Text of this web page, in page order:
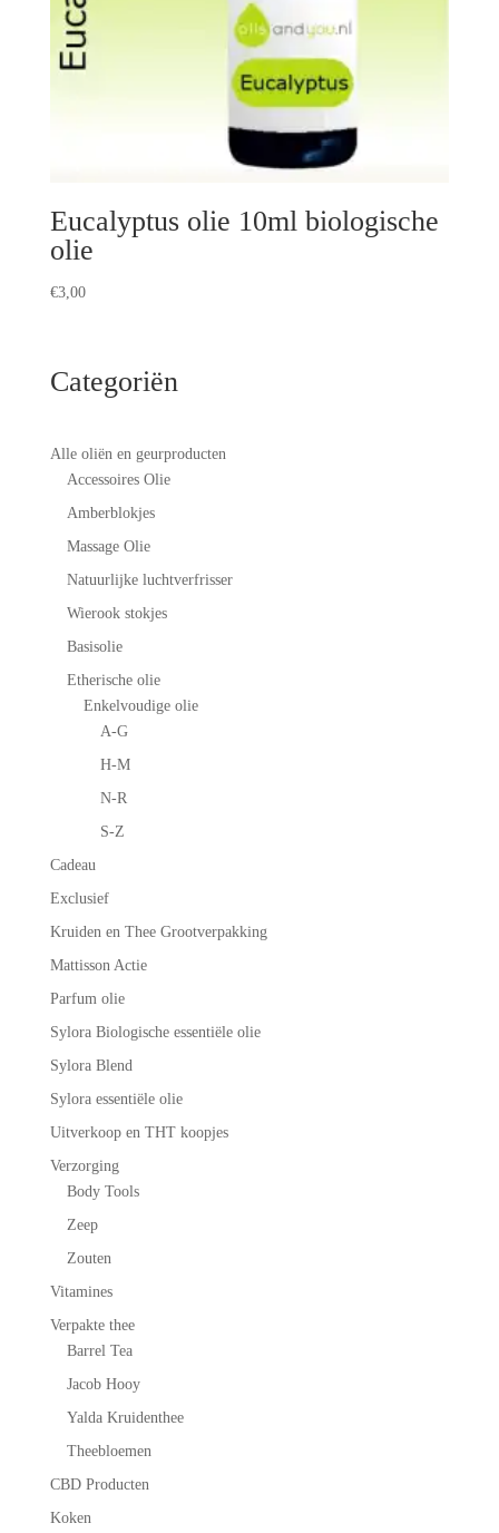
Eucalyptus olie 10ml biologische
olie
€3,00
Categoriën
Alle oliën en geurproducten
Accessoires Olie
Amberblokjes
Massage Olie
Natuurlijke luchtverfrisser
Wierook stokjes
Basisolie
Etherische olie
Enkelvoudige olie
A-G
H-M
N-R
S-Z
Cadeau
Exclusief
Kruiden en Thee Grootverpakking
Mattisson Actie
Parfum olie
Sylora Biologische essentiële olie
Sylora Blend
Sylora essentiële olie
Uitverkoop en THT koopjes
Verzorging
Body Tools
Zeep
Zouten
Vitamines
Verpakte thee
Barrel Tea
Jacob Hooy
Yalda Kruidenthee
Theebloemen
CBD Producten
Koken